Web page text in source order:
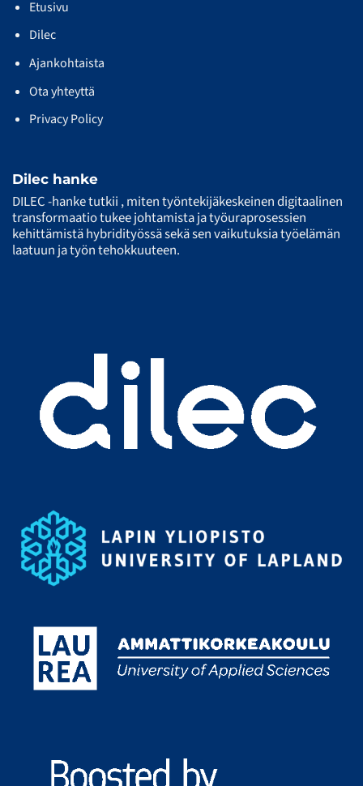
Etusivu
Dilec
Ajankohtaista
Ota yhteyttä
Privacy Policy
Dilec hanke
DILEC -hanke tutkii , miten työntekijäkeskeinen digitaalinen
transformaatio tukee johtamista ja työuraprosessien
kehittämistä hybridityössä sekä sen vaikutuksia työelämän
laatuun ja työn tehokkuuteen.